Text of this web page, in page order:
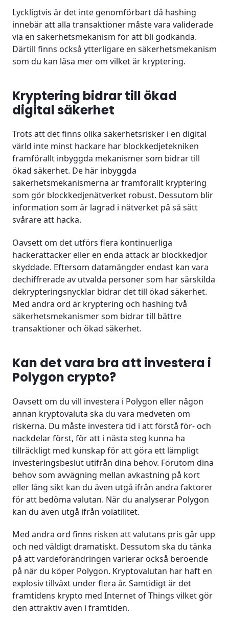
Lyckligtvis är det inte genomförbart då hashing
innebär att alla transaktioner måste vara validerade
via en säkerhetsmekanism för att bli godkända.
Därtill finns också ytterligare en säkerhetsmekanism
som du kan läsa mer om vilket är kryptering.
Kryptering bidrar till ökad
digital säkerhet
Trots att det finns olika säkerhetsrisker i en digital
värld inte minst hackare har blockkedjetekniken
framförallt inbyggda mekanismer som bidrar till
ökad säkerhet. De här inbyggda
säkerhetsmekanismerna är framförallt kryptering
som gör blockkedjenätverket robust. Dessutom blir
information som är lagrad i nätverket på så sätt
svårare att hacka.
Oavsett om det utförs flera kontinuerliga
hackerattacker eller en enda attack är blockkedjor
skyddade. Eftersom datamängder endast kan vara
dechiffrerade av utvalda personer som har särskilda
dekrypteringsnycklar bidrar det till ökad säkerhet.
Med andra ord är kryptering och hashing två
säkerhetsmekanismer som bidrar till bättre
transaktioner och ökad säkerhet.
Kan det vara bra att investera i
Polygon crypto?
Oavsett om du vill investera i Polygon eller någon
annan kryptovaluta ska du vara medveten om
riskerna. Du måste investera tid i att förstå för- och
nackdelar först, för att i nästa steg kunna ha
tillräckligt med kunskap för att göra ett lämpligt
investeringsbeslut utifrån dina behov. Förutom dina
behov som avvägning mellan avkastning på kort
eller lång sikt kan du även utgå ifrån andra faktorer
för att bedöma valutan. När du analyserar Polygon
kan du även utgå ifrån volatilitet.
Med andra ord finns risken att valutans pris går upp
och ned väldigt dramatiskt. Dessutom ska du tänka
på att värdeförändringen varierar också beroende
på när du köper Polygon. Kryptovalutan har haft en
explosiv tillväxt under flera år. Samtidigt är det
framtidens krypto med Internet of Things vilket gör
den attraktiv även i framtiden.